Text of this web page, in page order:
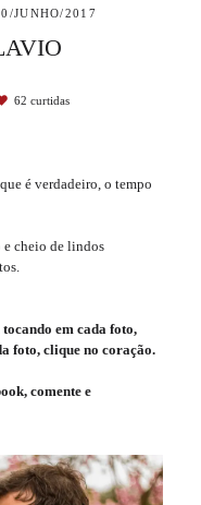
JUNHO/2017
62 curtidas
é verdadeiro, o tempo
e cheio de lindos
em cada foto,
foto, clique no coração.
comente e